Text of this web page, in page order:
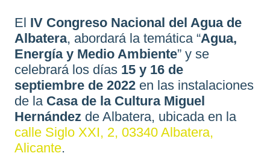
El IV Congreso Nacional del Agua de
Albatera, abordará la temática “Agua,
Energía y Medio Ambiente” y se
celebrará los días 15 y 16 de
septiembre de 2022 en las instalaciones
de laCasa de la Cultura Miguel
Hernández de Albatera, ubicada en la
calle Siglo XXI, 2, 03340 Albatera,
Alicante.